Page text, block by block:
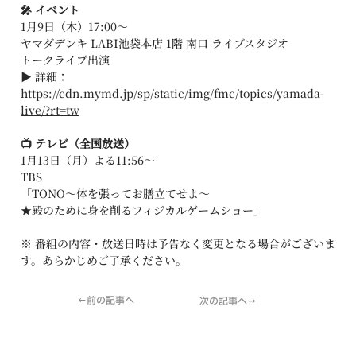
🎤 イベント
1月9日（木）17:00〜
ヤマダデンキ LABI池袋本店 1階 南口 ライブスタジオ
トークライブ出演
▶︎ 詳細：
https://cdn.mymd.jp/sp/static/img/fmc/topics/yamada-
live/?rt=tw
📺 テレビ（全国放送）
1月13日（月）よる11:56〜
TBS
「TONO〜体を張ってお膳立てせよ〜
★殿のために身を削るフィジカルゲームショー」
※ 番組の内容・放送日時は予告なく変更となる場合がございま
す。あらかじめご了承ください。
←前の記事へ 次の記事へ→